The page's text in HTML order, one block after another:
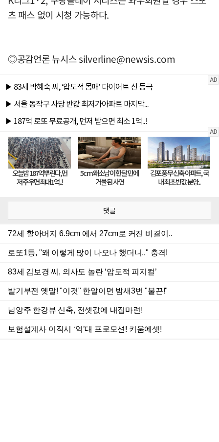
츠 패스 없이 시청 가능하다.
◎공감언론 뉴시스silverline@newsis.com
댓글